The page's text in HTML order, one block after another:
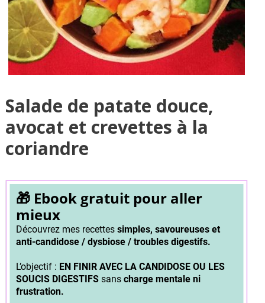
Salade de patate douce,
avocat et crevettes à la
coriandre